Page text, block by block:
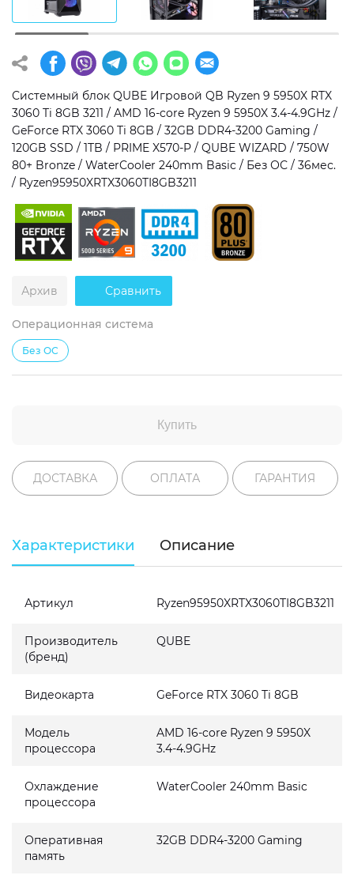
Операционная система
Windows 11 Home
Windows 11 Pro
Без ОС
Тип накопителя
SSD
HDD
SSD + HDD
Дополнительно
RGB-подсветка
Разблокированный множитель CPU
Сверхбыстрый M.2 SSD NVME
Системный блок QUBE Игровой QB Ryzen 9 5950X RTX
3060 Ti 8GB 3211 / AMD 16-core Ryzen 9 5950X 3.4-4.9GHz /
GeForce RTX 3060 Ti 8GB / 32GB DDR4-3200 Gaming /
120GB SSD / 1TB / PRIME X570-P / QUBE WIZARD / 750W
80+ Bronze / WaterCooler 240mm Basic / Без ОС / 36мес.
/ Ryzen95950XRTX3060TI8GB3211
Архив Сравнить
Операционная система
Без ОС
Купить
ДОСТАВКА ОПЛАТА ГАРАНТИЯ
Характеристики Описание
Артикул Ryzen95950XRTX3060TI8GB3211
Производитель
(бренд)
QUBE
Видеокарта GeForce RTX 3060 Ti 8GB
Модель
процессора
AMD 16-core Ryzen 9 5950X
3.4-4.9GHz
Охлаждение
процессора
WaterCooler 240mm Basic
Оперативная
память
32GB DDR4-3200 Gaming